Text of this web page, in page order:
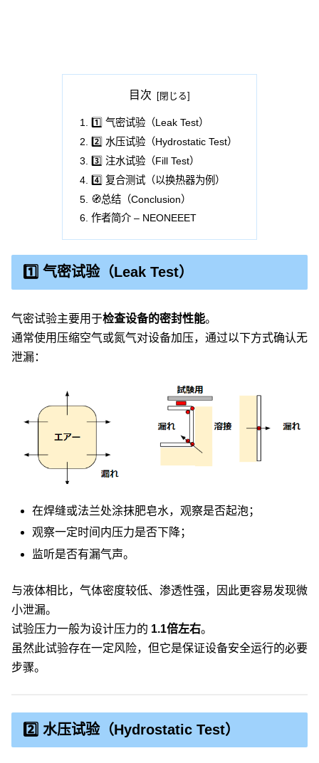
目次
1️⃣ 气密试验（Leak Test）
2️⃣ 水压试验（Hydrostatic Test）
3️⃣ 注水试验（Fill Test）
4️⃣ 复合测试（以换热器为例）
🧭总结（Conclusion）
作者简介 – NEONEEET
1️⃣ 气密试验（Leak Test）
气密试验主要用于检查设备的密封性能。
通常使用压缩空气或氮气对设备加压，通过以下方式确认无
泄漏：
在焊缝或法兰处涂抹肥皂水，观察是否起泡；
观察一定时间内压力是否下降；
监听是否有漏气声。
与液体相比，气体密度较低、渗透性强，因此更容易发现微
小泄漏。
试验压力一般为设计压力的 1.1倍左右。
虽然此试验存在一定风险，但它是保证设备安全运行的必要
步骤。
2️⃣ 水压试验（Hydrostatic Test）